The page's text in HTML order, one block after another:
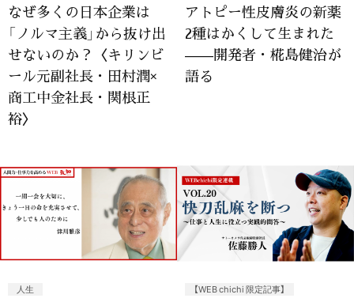
なぜ多くの日本企業は
「ノルマ主義」から抜け出
せないのか？〈キリンビ
ール元副社長・田村潤×
商工中金社長・関根正
裕〉
アトピー性皮膚炎の新薬
2種はかくして生まれた
——開発者・椛島健治が
語る
人生 【WEB chichi 限定記事】